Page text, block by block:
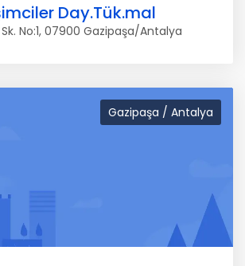
Day.Tük.mal
No:1, 07900 Gazipaşa/Antalya
Gazipaşa / Antalya